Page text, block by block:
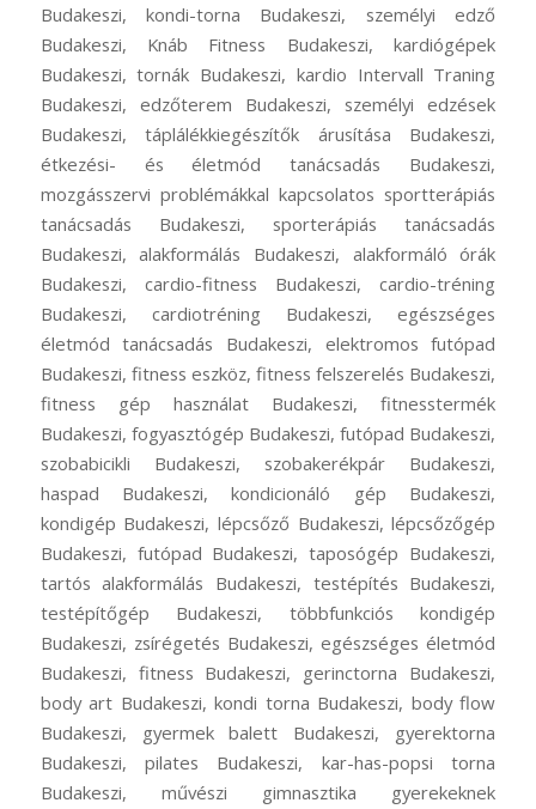
Budakeszi, kondi-torna Budakeszi, személyi edző
Budakeszi, Knáb Fitness Budakeszi, kardiógépek
Budakeszi, tornák Budakeszi, kardio Intervall Traning
Budakeszi, edzőterem Budakeszi, személyi edzések
Budakeszi, táplálékkiegészítők árusítása Budakeszi,
étkezési- és életmód tanácsadás Budakeszi,
mozgásszervi problémákkal kapcsolatos sportterápiás
tanácsadás Budakeszi, sporterápiás tanácsadás
Budakeszi, alakformálás Budakeszi, alakformáló órák
Budakeszi, cardio-fitness Budakeszi, cardio-tréning
Budakeszi, cardiotréning Budakeszi, egészséges
életmód tanácsadás Budakeszi, elektromos futópad
Budakeszi, fitness eszköz, fitness felszerelés Budakeszi,
fitness gép használat Budakeszi, fitnesstermék
Budakeszi, fogyasztógép Budakeszi, futópad Budakeszi,
szobabicikli Budakeszi, szobakerékpár Budakeszi,
haspad Budakeszi, kondicionáló gép Budakeszi,
kondigép Budakeszi, lépcsőző Budakeszi, lépcsőzőgép
Budakeszi, futópad Budakeszi, taposógép Budakeszi,
tartós alakformálás Budakeszi, testépítés Budakeszi,
testépítőgép Budakeszi, többfunkciós kondigép
Budakeszi, zsírégetés Budakeszi, egészséges életmód
Budakeszi, fitness Budakeszi, gerinctorna Budakeszi,
body art Budakeszi, kondi torna Budakeszi, body flow
Budakeszi, gyermek balett Budakeszi, gyerektorna
Budakeszi, pilates Budakeszi, kar-has-popsi torna
Budakeszi, művészi gimnasztika gyerekeknek